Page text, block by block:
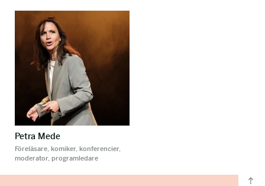
Petra Mede
Föreläsare, komiker, konferencier,
moderator, programledare